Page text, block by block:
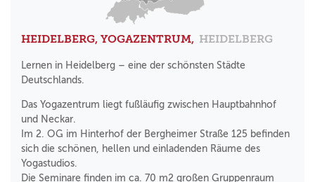
HEIDELBERG, YOGAZENTRUM, HEIDELBERG
Lernen in Heidelberg – eine der schönsten Städte
Deutschlands.
Das Yogazentrum liegt fußläufig zwischen Hauptbahnhof
und Neckar.
Im 2. OG im Hinterhof der Bergheimer Straße 125 befinden
sich die schönen, hellen und einladenden Räume des
Yogastudios.
Die Seminare finden im ca. 70 m2 großen Gruppenraum